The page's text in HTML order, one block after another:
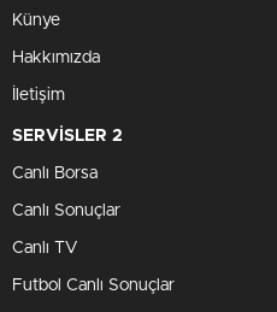
Künye
Hakkımızda
İletişim
SERVİSLER 2
Canlı Borsa
Canlı Sonuçlar
Canlı TV
Futbol Canlı Sonuçlar